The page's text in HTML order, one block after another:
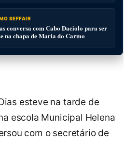
SEFFAIR
conversa com Cabo Daciolo para ser
na chapa de Maria do Carmo
esteve na tarde de
escola Municipal Helena
com o secretário de